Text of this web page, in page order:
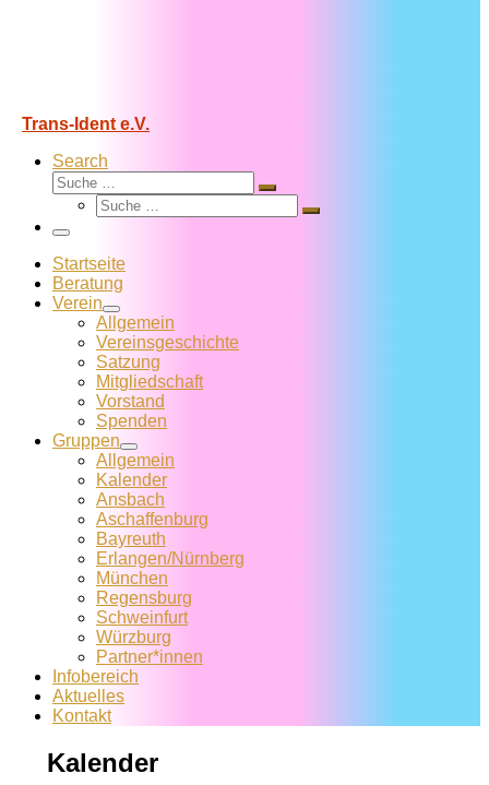
Trans-Ident e.V.
Search
Suche
Suche
Suche
Suche
Menü
Startseite
Beratung
Verein
Allgemein
Vereins­geschichte
Satzung
Mitglied­schaft
Vorstand
Spenden
Gruppen
Allgemein
Kalender
Ansbach
Aschaffenburg
Bayreuth
Erlangen/Nürnberg
München
Regensburg
Schweinfurt
Würzburg
Partner*innen
Infobereich
Aktuelles
Kontakt
Kalender